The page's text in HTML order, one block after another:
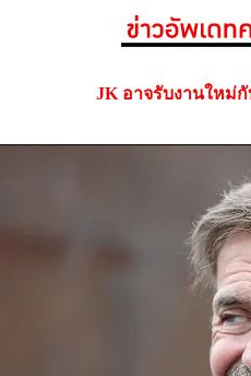
JK อาจรับงานใหม่